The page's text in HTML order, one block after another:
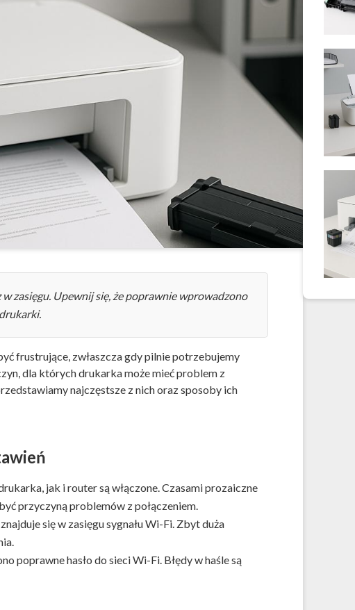
zasięgu. Upewnij się, że poprawnie wprowadzono
frustrujące, zwłaszcza gdy pilnie potrzebujemy
dla których drukarka może mieć problem z
najczęstsze z nich oraz sposoby ich
jak i router są włączone. Czasami prozaiczne
przyczyną problemów z połączeniem.
się w zasięgu sygnału Wi-Fi. Zbyt duża
poprawne hasło do sieci Wi-Fi. Błędy w haśle są